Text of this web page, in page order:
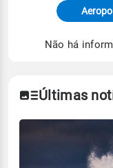
Fonte: dados
de Tempo e
Não há
Últimas